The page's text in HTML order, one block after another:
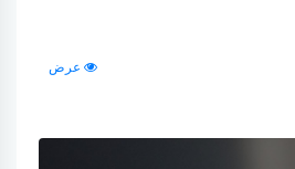
عرض